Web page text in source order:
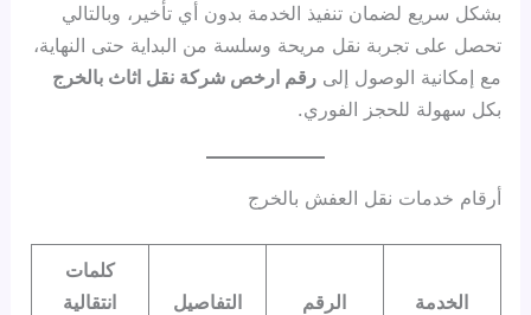
بشكل سريع لضمان تنفيذ الخدمة بدون أي تأخير، وبالتالي
تحصل على تجربة نقل مريحة وسلسة من البداية حتى النهاية،
مع إمكانية الوصول إلىرقم ارخص شركة نقل اثاث بالخرج
بكل سهولة للحجز الفوري.
أرقام خدمات نقل العفش بالخرج
الخدمة الرقم التفاصيل
كلمات
انتقالية